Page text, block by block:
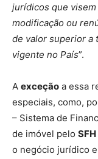
jurídicos que
modificação ou
de valor superior a
vigente no País”.
A exceção a essa
especiais, como,
– Sistema de
de imóvel pelo SFH
o negócio jurídico